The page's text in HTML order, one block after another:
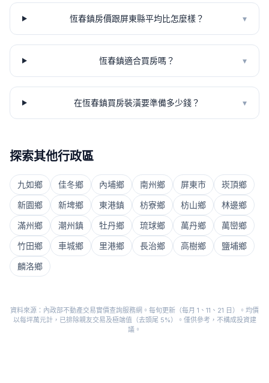
恆春鎮房價跟屏東縣平均比怎麼樣？ ▾
恆春鎮適合買房嗎？ ▾
在恆春鎮買房裝潢要準備多少錢？ ▾
探索其他行政區
九如鄉 佳冬鄉 內埔鄉 南州鄉 屏東市
崁頂鄉
新園鄉
新埤鄉 東港鎮 枋寮鄉 枋山鄉
林邊鄉
滿州鄉
潮州鎮 牡丹鄉 琉球鄉 萬丹鄉
萬巒鄉
竹田鄉
車城鄉 里港鄉 長治鄉 高樹鄉
鹽埔鄉
麟洛鄉
資料來源：內政部不動產交易實價查詢服務網。每旬更新（每月 1、11、21 日）。均價
以每坪萬元計，已排除親友交易及極端值（去頭尾 5%）。僅供參考，不構成投資建
議。